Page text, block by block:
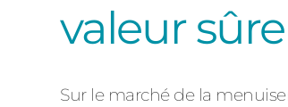
valeur sûre
Sur le marché de la